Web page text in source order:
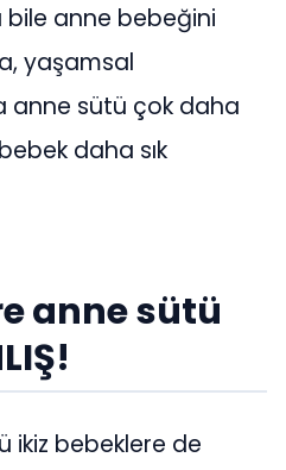
anne bebeğini
yaşamsal
anne sütü çok daha
daha sık
anne sütü
ikiz bebeklere de